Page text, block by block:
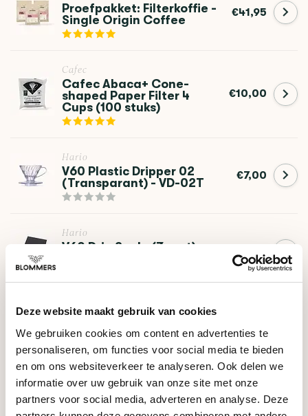
Deze website maakt gebruik van cookies
We gebruiken cookies om content en advertenties te
personaliseren, om functies voor social media te bieden
en om ons websiteverkeer te analyseren. Ook delen we
informatie over uw gebruik van onze site met onze
partners voor social media, adverteren en analyse. Deze
Proefpakket: Filterkoffie -
Single Origin Coffee
€41,95
Cafec
Cafec Abaca+ Cone-
shaped Paper Filter 4
Cups (100 stuks)
€10,00
Hario
V60 Plastic Dripper 02
(Transparant) - VD-02T
€7,00
Hario
V60 Drip Scale (Zwart) -
Hario
02-100W (100 Stuks)
€6,75
HULP NODIG BIJ JE KEUZE?